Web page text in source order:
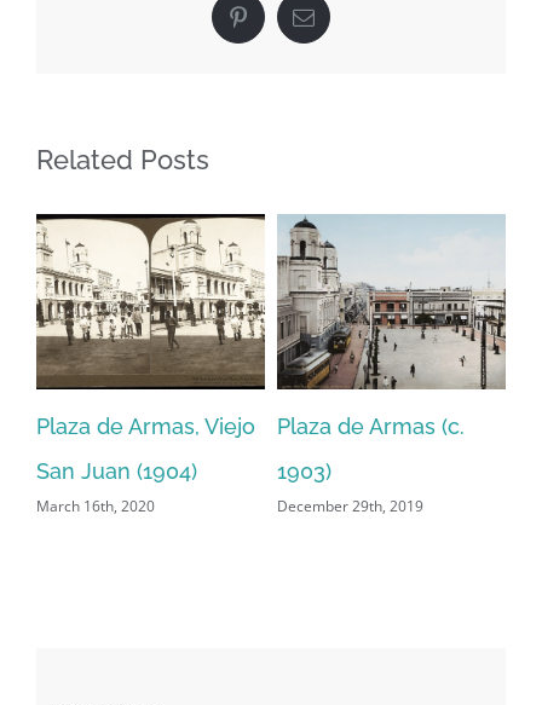
PinterestEmail
Related Posts
Armas, Viejo
(1904)
2020
Plaza de Armas (c.
1903)
December 29th, 2019
Calle del
December 28th,